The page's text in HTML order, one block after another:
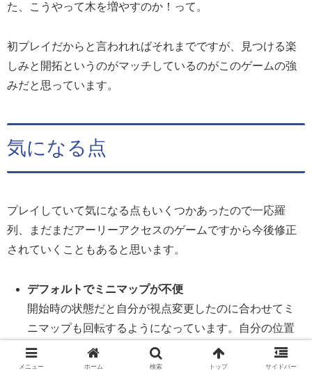
た、こうやって木を増やすのか！って。
初プレイだからと言われればそれまでですが、見つける楽
しみと開拓というのがマッチしているのがこのゲームの強
みだと思っています。
気になる点
プレイしていて気になる点もいくつかあったので一応羅
列、まだまだアーリーアクセスのゲームですから今後修正
されていくこともあると思います。
デフォルトでミニマップが不便
開始時の状態だと自分が視点変更したのに合わせてミ
ニマップも回転するようになっています。自分の位置
がとても分かりづらいので、気になる人は設定から変
更することをおすすめします。
メニュー ホーム 検索 トップ サイドバー